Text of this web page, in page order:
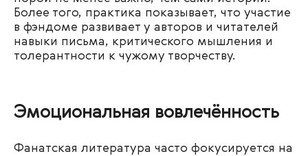
Более того, практика показывает, что участие
в фэндоме развивает у авторов и читателей
навыки письма, критического мышления и
толерантности к чужому творчеству.
Эмоциональная вовлечённость
Фанатская литература часто фокусируется на